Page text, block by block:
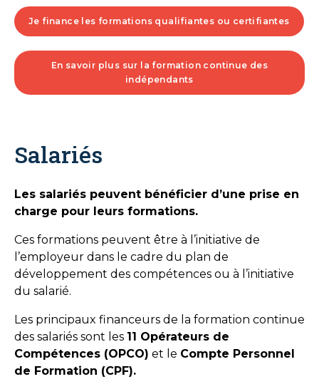
Je finance les formations qualifiantes ou certifiantes
En savoir plus sur la formation continue des
indépendants
Salariés
Les salariés peuvent bénéficier d’une prise en
charge pour leurs formations.
Ces formations peuvent être à l’initiative de
l’employeur dans le cadre du plan de
développement des compétences ou à l’initiative
du salarié.
Les principaux financeurs de la formation continue
des salariés sont les 11 Opérateurs de
Compétences (OPCO) et le Compte Personnel
de Formation (CPF).